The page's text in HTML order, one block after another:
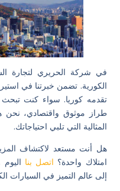
في شركة الحريري لتجارة
الكورية. تضمن خبرتنا في
تقدمه كوريا. سواء كنت
طراز موثوق واقتصادي، نحن
المثالية التي تلبي احتياجاتك.
هل أنت مستعد لاكتشاف
امتلاك واحدة؟ اتصل بنا
إلى عالم التميز في السيارات